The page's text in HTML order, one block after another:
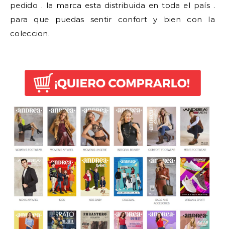
pedido . la marca esta distribuida en toda el país .
para que puedas sentir confort y bien con la
coleccion.